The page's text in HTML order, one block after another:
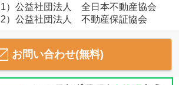
1）公益社団法人 全日本不動産協会
2）公益社団法人 不動産保証協会
お問い合わせ(無料)